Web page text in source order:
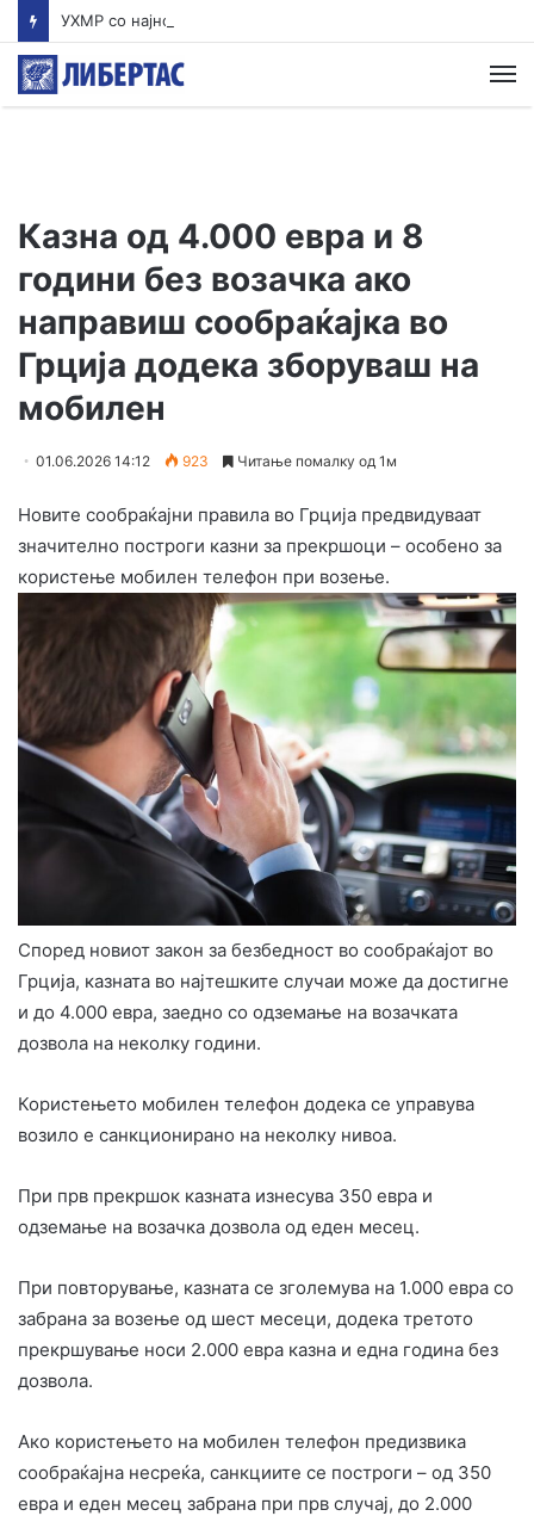
Казна од 4.000 евра и 8
години без возачка ако
направиш сообраќајка во
Грција додека зборуваш на
мобилен
01.06.2026 14:12 923 Читање помалку од 1м
Новите сообраќајни правила во Грција предвидуваат
значително построги казни за прекршоци – особено за
користење мобилен телефон при возење.
Според новиот закон за безбедност во сообраќајот во
Грција, казната во најтешките случаи може да достигне
и до 4.000 евра, заедно со одземање на возачката
дозвола на неколку години.
Користењето мобилен телефон додека се управува
возило е санкционирано на неколку нивоа.
При прв прекршок казната изнесува 350 евра и
одземање на возачка дозвола од еден месец.
При повторување, казната се зголемува на 1.000 евра со
забрана за возење од шест месеци, додека третото
прекршување носи 2.000 евра казна и една година без
дозвола.
Ако користењето на мобилен телефон предизвика
сообраќајна несреќа, санкциите се построги – од 350
евра и еден месец забрана при прв случај, до 2.000